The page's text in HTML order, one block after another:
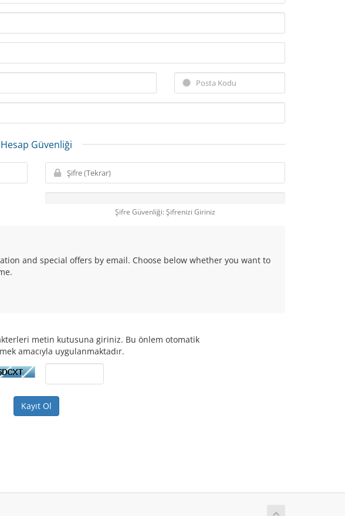
Hesap Güvenliği
Şifre Güvenliği: Şifrenizi Giriniz
and special offers by email. Choose below whether you want to
metin kutusuna giriniz. Bu önlem otomatik
amacıyla uygulanmaktadır.